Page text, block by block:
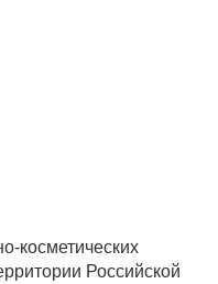
косметических
Российской